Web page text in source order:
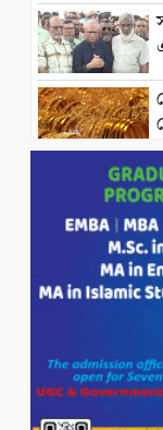
ইসমাইল